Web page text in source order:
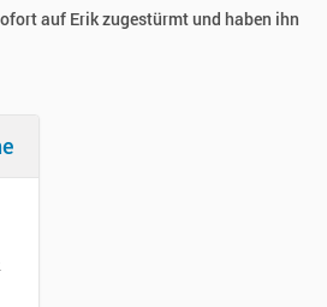
auf Erik zugestürmt und haben ihn